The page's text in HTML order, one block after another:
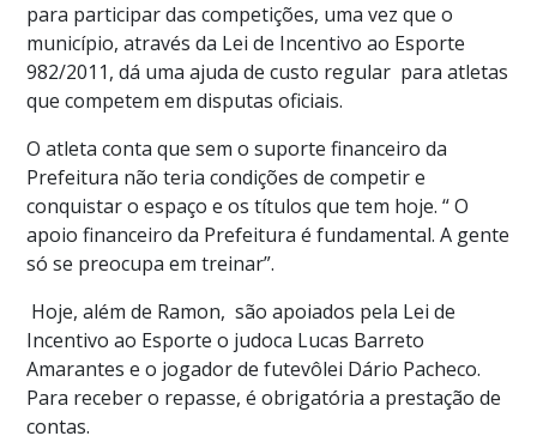
para participar das competições, uma vez que o
município, através da Lei de Incentivo ao Esporte
982/2011, dá uma ajuda de custo regular para atletas
que competem em disputas oficiais.
O atleta conta que sem o suporte financeiro da
Prefeitura não teria condições de competir e
conquistar o espaço e os títulos que tem hoje. “ O
apoio financeiro da Prefeitura é fundamental. A gente
só se preocupa em treinar”.
Hoje, além de Ramon, são apoiados pela Lei de
Incentivo ao Esporte o judoca Lucas Barreto
Amarantes e o jogador de futevôlei Dário Pacheco.
Para receber o repasse, é obrigatória a prestação de
contas.